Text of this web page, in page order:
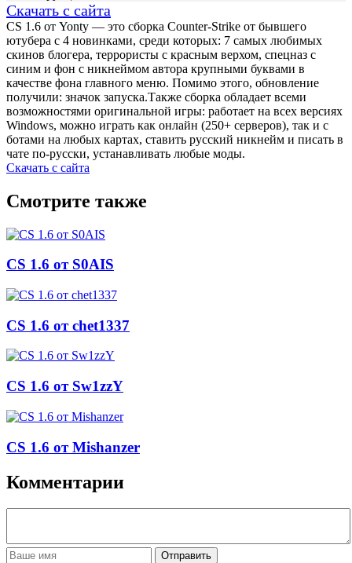
Скачать с сайта
CS 1.6 от Yonty — это сборка Counter-Strike от бывшего
ютубера с 4 новинками, среди которых: 7 самых любимых
скинов блогера, террористы с красным верхом, спецназ с
синим и фон с никнеймом автора крупными буквами в
качестве фона главного меню. Помимо этого, обновление
получили: значок запуска.Также сборка обладает всеми
возможностями оригинальной игры: работает на всех версиях
Windows, можно играть как онлайн (250+ серверов), так и с
ботами на любых картах, ставить русский никнейм и писать в
чате по-русски, устанавливать любые моды.
Скачать с сайта
Смотрите также
CS 1.6 от S0AIS
CS 1.6 от chet1337
CS 1.6 от Sw1zzY
CS 1.6 от Mishanzer
Комментарии
Отправить